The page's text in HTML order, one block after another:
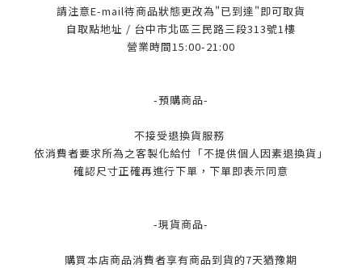
請注意E-mail待商品狀態更改為"已到達"即可取貨
自取點地址 / 台中市北區三民路三段313號1樓
營業時間15:00-21:00
-預購商品-
不接受退換貨服務
依消費者要求所為之客製化給付「不提供個人因素退換貨」
確認尺寸正確再進行下單，下單即表示同意
-現貨商品-
購買本店商品消費者享有商品到貨的7天猶豫期